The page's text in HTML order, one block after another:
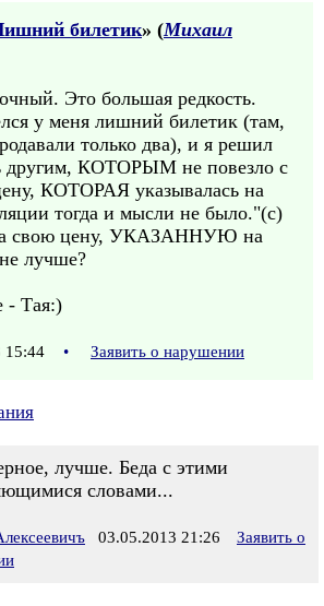
билетик» (Михаил
Это большая редкость.
у меня лишний билетик (там,
только два), и я решил
другим, КОТОРЫМ не повезло с
КОТОРАЯ указывалась на
тогда и мысли не было."(с)
свою цену, УКАЗАННУЮ на
лучше?
- Тая:)
15:44 • Заявить о нарушении
лучше. Беда с этими
словами...
03.05.2013 21:26
Заявить о